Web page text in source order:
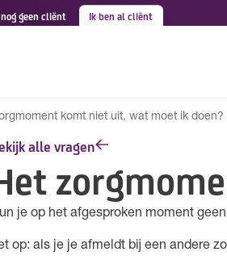
geen cliënt Ik ben al cliënt
komt niet uit, wat moet ik doen?
alle vragen
je op het afgesproken moment
op: als je je afmeldt bij een andere